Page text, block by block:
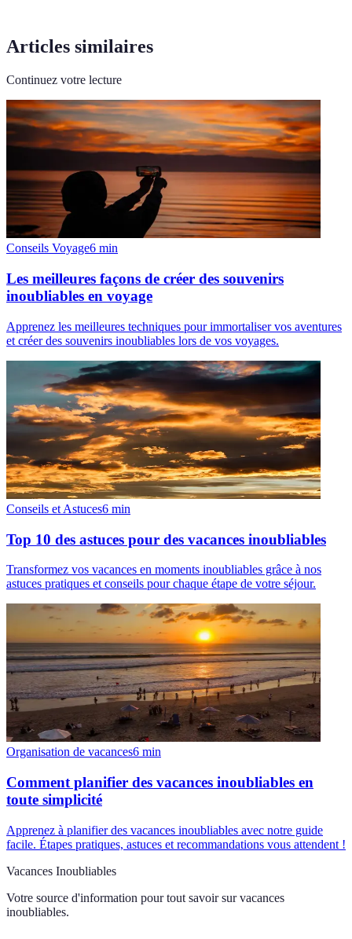
Articles similaires
Continuez votre lecture
Conseils Voyage6 min
Les meilleures façons de créer des souvenirs
inoubliables en voyage
Apprenez les meilleures techniques pour immortaliser vos aventures
et créer des souvenirs inoubliables lors de vos voyages.
Conseils et Astuces6 min
Top 10 des astuces pour des vacances inoubliables
Transformez vos vacances en moments inoubliables grâce à nos
astuces pratiques et conseils pour chaque étape de votre séjour.
Organisation de vacances6 min
Comment planifier des vacances inoubliables en
toute simplicité
Apprenez à planifier des vacances inoubliables avec notre guide
facile. Étapes pratiques, astuces et recommandations vous attendent !
Vacances Inoubliables
Votre source d'information pour tout savoir sur vacances
inoubliables.